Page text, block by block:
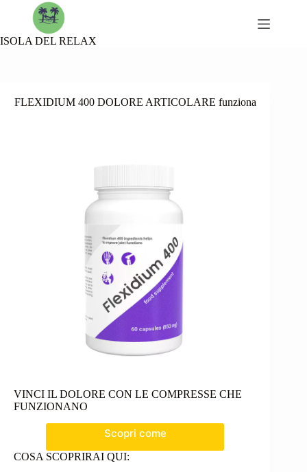
ISOLA DEL RELAX
FLEXIDIUM 400 DOLORE ARTICOLARE funziona
VINCI IL DOLORE CON LE COMPRESSE CHE
FUNZIONANO
Scopri come
COSA SCOPRIRAI QUI: